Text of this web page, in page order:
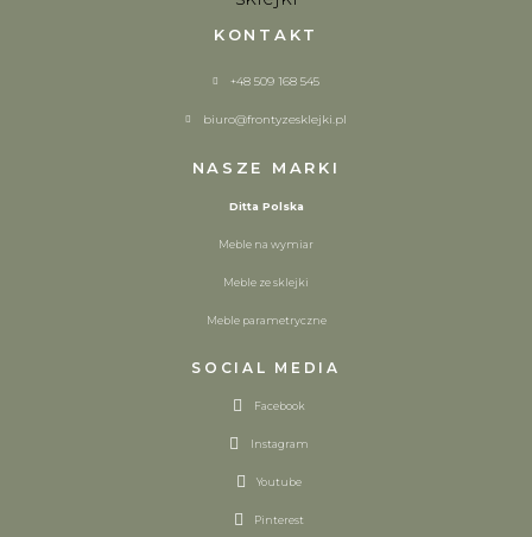
KONTAKT
+48 509 168 545
biuro@frontyzesklejki.pl
NASZE MARKI
Ditta Polska
Meble na wymiar
Meble ze sklejki
Meble parametryczne
SOCIAL MEDIA
Facebook
Instagram
Youtube
Pinterest